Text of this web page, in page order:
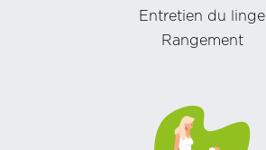
Entretien du linge
Rangement